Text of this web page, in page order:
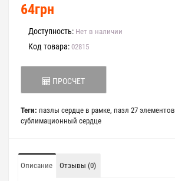
64грн
Доступность: Нет в наличии
Код товара: 02815
ПРОСЧЕТ
Теги: пазлы сердце в рамке, пазл 27 элементов
сублимационный сердце
Описание Отзывы (0)